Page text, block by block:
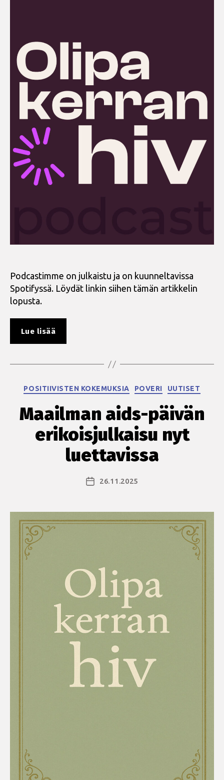
Podcastimme on julkaistu ja on kuunneltavissa
Spotifyssä. Löydät linkin siihen tämän artikkelin
lopusta.
Lue lisää
hiv
podcastia!” Kategoriat
POSITIIVISTEN KOKEMUKSIA POVERI UUTISET
Maailman aids-päivän
erikoisjulkaisu nyt
luettavissa
Julkaisupäivämäärä
26.11.2025